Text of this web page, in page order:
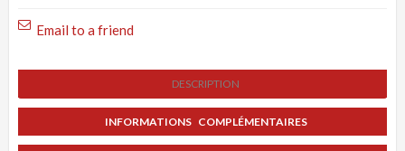
Feuilles
Email to a friend
DESCRIPTION
INFORMATIONS COMPLÉMENTAIRES